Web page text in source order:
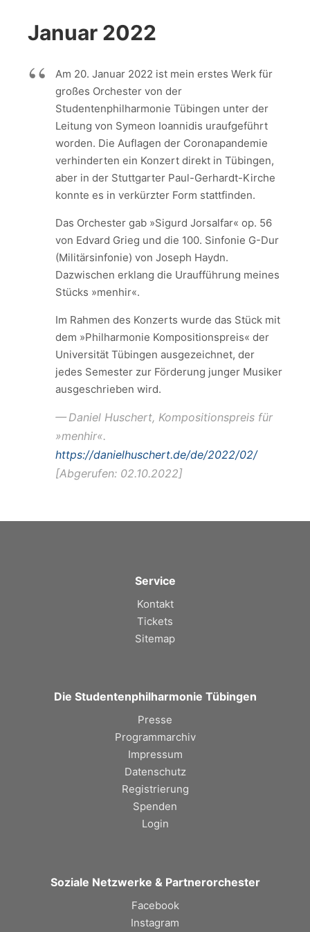
Januar 2022
Am 20. Januar 2022 ist mein erstes Werk für
großes Orchester von der
Studentenphilharmonie Tübingen unter der
Leitung von Symeon Ioannidis uraufgeführt
worden. Die Auflagen der Coronapandemie
verhinderten ein Konzert direkt in Tübingen,
aber in der Stuttgarter Paul-Gerhardt-Kirche
konnte es in verkürzter Form stattfinden.
Das Orchester gab »Sigurd Jorsalfar« op. 56
von Edvard Grieg und die 100. Sinfonie G-Dur
(Militärsinfonie) von Joseph Haydn.
Dazwischen erklang die Uraufführung meines
Stücks »menhir«.
Im Rahmen des Konzerts wurde das Stück mit
dem »Philharmonie Kompositionspreis« der
Universität Tübingen ausgezeichnet, der
jedes Semester zur Förderung junger Musiker
ausgeschrieben wird.
Daniel Huschert, Kompositionspreis für
»menhir«.
https://danielhuschert.de/de/2022/02/
[Abgerufen: 02.10.2022]
Service
Kontakt
Tickets
Sitemap
Die Studentenphilharmonie Tübingen
Presse
Programmarchiv
Impressum
Datenschutz
Registrierung
Spenden
Login
Soziale Netzwerke & Partnerorchester
Facebook
Instagram